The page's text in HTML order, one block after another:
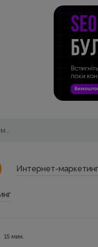
Интернет-маркетинг
15 мин.